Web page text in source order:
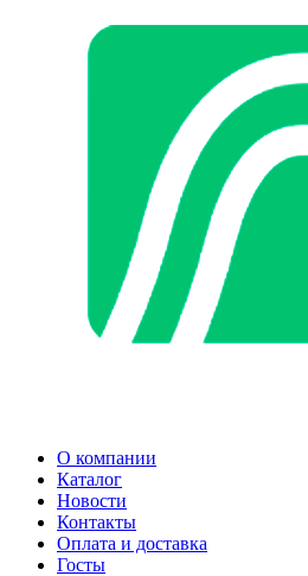
О компании
Каталог
Новости
Контакты
Оплата и доставка
Госты